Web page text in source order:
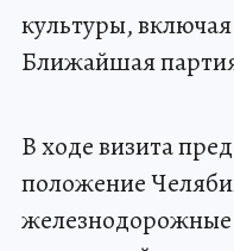
культуры,
Ближайшая
В ходе визита
положение
железнодорожные